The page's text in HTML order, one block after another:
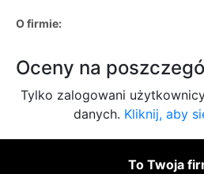
O firmie:
Oceny na
Tylko zalogowani
danych. Kliknij, aby
To Twoja